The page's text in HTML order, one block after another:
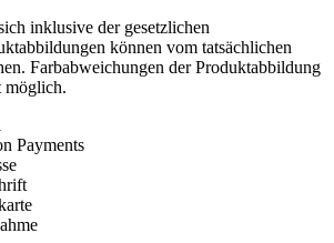
inklusive der gesetzlichen
können vom tatsächlichen
Farbabweichungen der Produktabbildung
möglich.